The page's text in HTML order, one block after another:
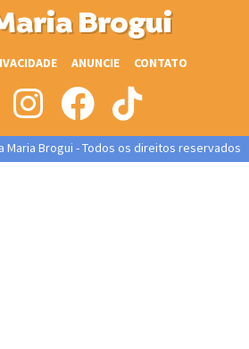
Brogui
ANUNCIE CONTATO
Maria Brogui - Todos os direitos reservados